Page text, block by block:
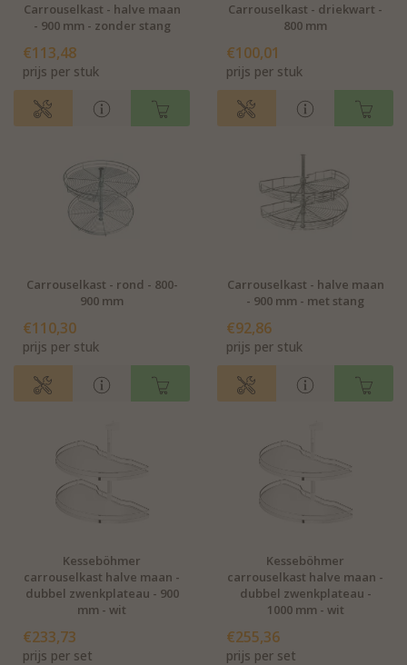
Carrouselkast - halve maan
- 900 mm - zonder stang
€113,48
prijs per stuk
Carrouselkast - driekwart -
800 mm
€100,01
prijs per stuk
Carrouselkast - rond - 800-
900 mm
€110,30
prijs per stuk
Carrouselkast - halve maan
- 900 mm - met stang
€92,86
prijs per stuk
Kesseböhmer
carrouselkast halve maan -
dubbel zwenkplateau - 900
mm - wit
€233,73
prijs per set
Kesseböhmer
carrouselkast halve maan -
dubbel zwenkplateau -
1000 mm - wit
€255,36
prijs per set